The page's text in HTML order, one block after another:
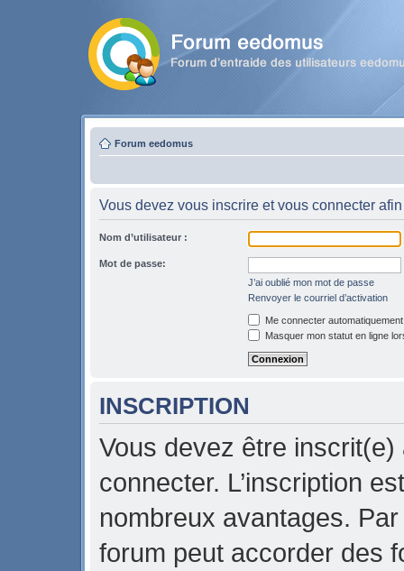
Forum eedomus
Vous devez vous inscrire et vous connecter
Nom d’utilisateur :
Mot de passe:
J’ai oublié mon mot de passe
Renvoyer le courriel d’activation
Me connecter
Masquer mon statut en ligne
INSCRIPTION
Vous devez être
connecter. L’inscription
nombreux avantages.
forum peut accorder des